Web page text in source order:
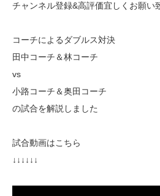
チャンネル登録&高評価宜しくお願い
コーチによるダブルス対決
田中コーチ＆林コーチ
vs
小路コーチ＆奥田コーチ
の試合を解説しました
試合動画はこちら
↓↓↓↓↓↓